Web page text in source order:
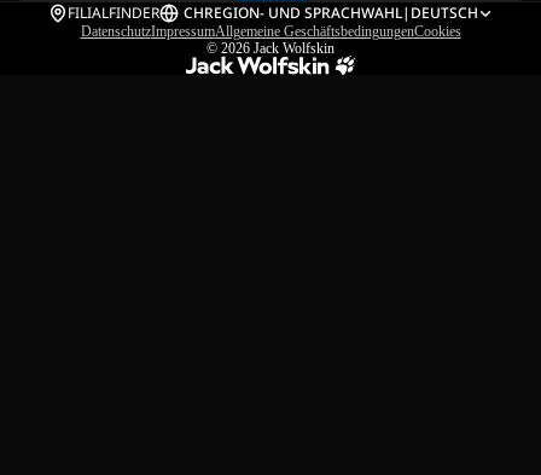
FILIALFINDER CHREGION- UND SPRACHWAHL| DEUTSCH
DatenschutzImpressumAllgemeine GeschäftsbedingungenCookies
© 2026 Jack Wolfskin